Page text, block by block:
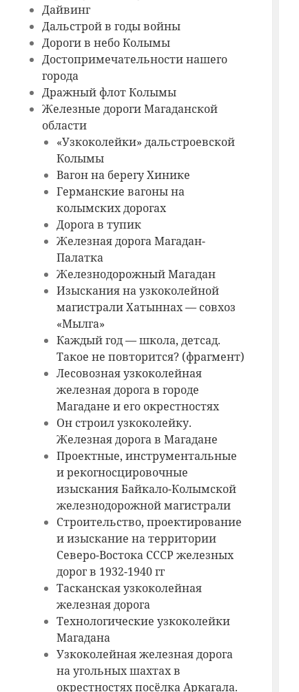
Дайвинг
Дальстрой в годы войны
Дороги в небо Колымы
Достопримечательности нашего
города
Дражный флот Колымы
Железные дороги Магаданской
области
«Узкоколейки» дальстроевской
Колымы
Вагон на берегу Хинике
Германские вагоны на
колымских дорогах
Дорога в тупик
Железная дорога Магадан-
Палатка
Железнодорожный Магадан
Изыскания на узкоколейной
магистрали Хатыннах — совхоз
«Мылга»
Каждый год — школа, детсад.
Такое не повторится? (фрагмент)
Лесовозная узкоколейная
железная дорога в городе
Магадане и его окрестностях
Он строил узкоколейку.
Железная дорога в Магадане
Проектные, инструментальные
и рекогносцировочные
изыскания Байкало-Колымской
железнодорожной магистрали
Строительство, проектирование
и изыскание на территории
Северо-Востока СССР железных
дорог в 1932-1940 гг
Тасканская узкоколейная
железная дорога
Технологические узкоколейки
Магадана
Узкоколейная железная дорога
на угольных шахтах в
окрестностях посёлка Аркагала.